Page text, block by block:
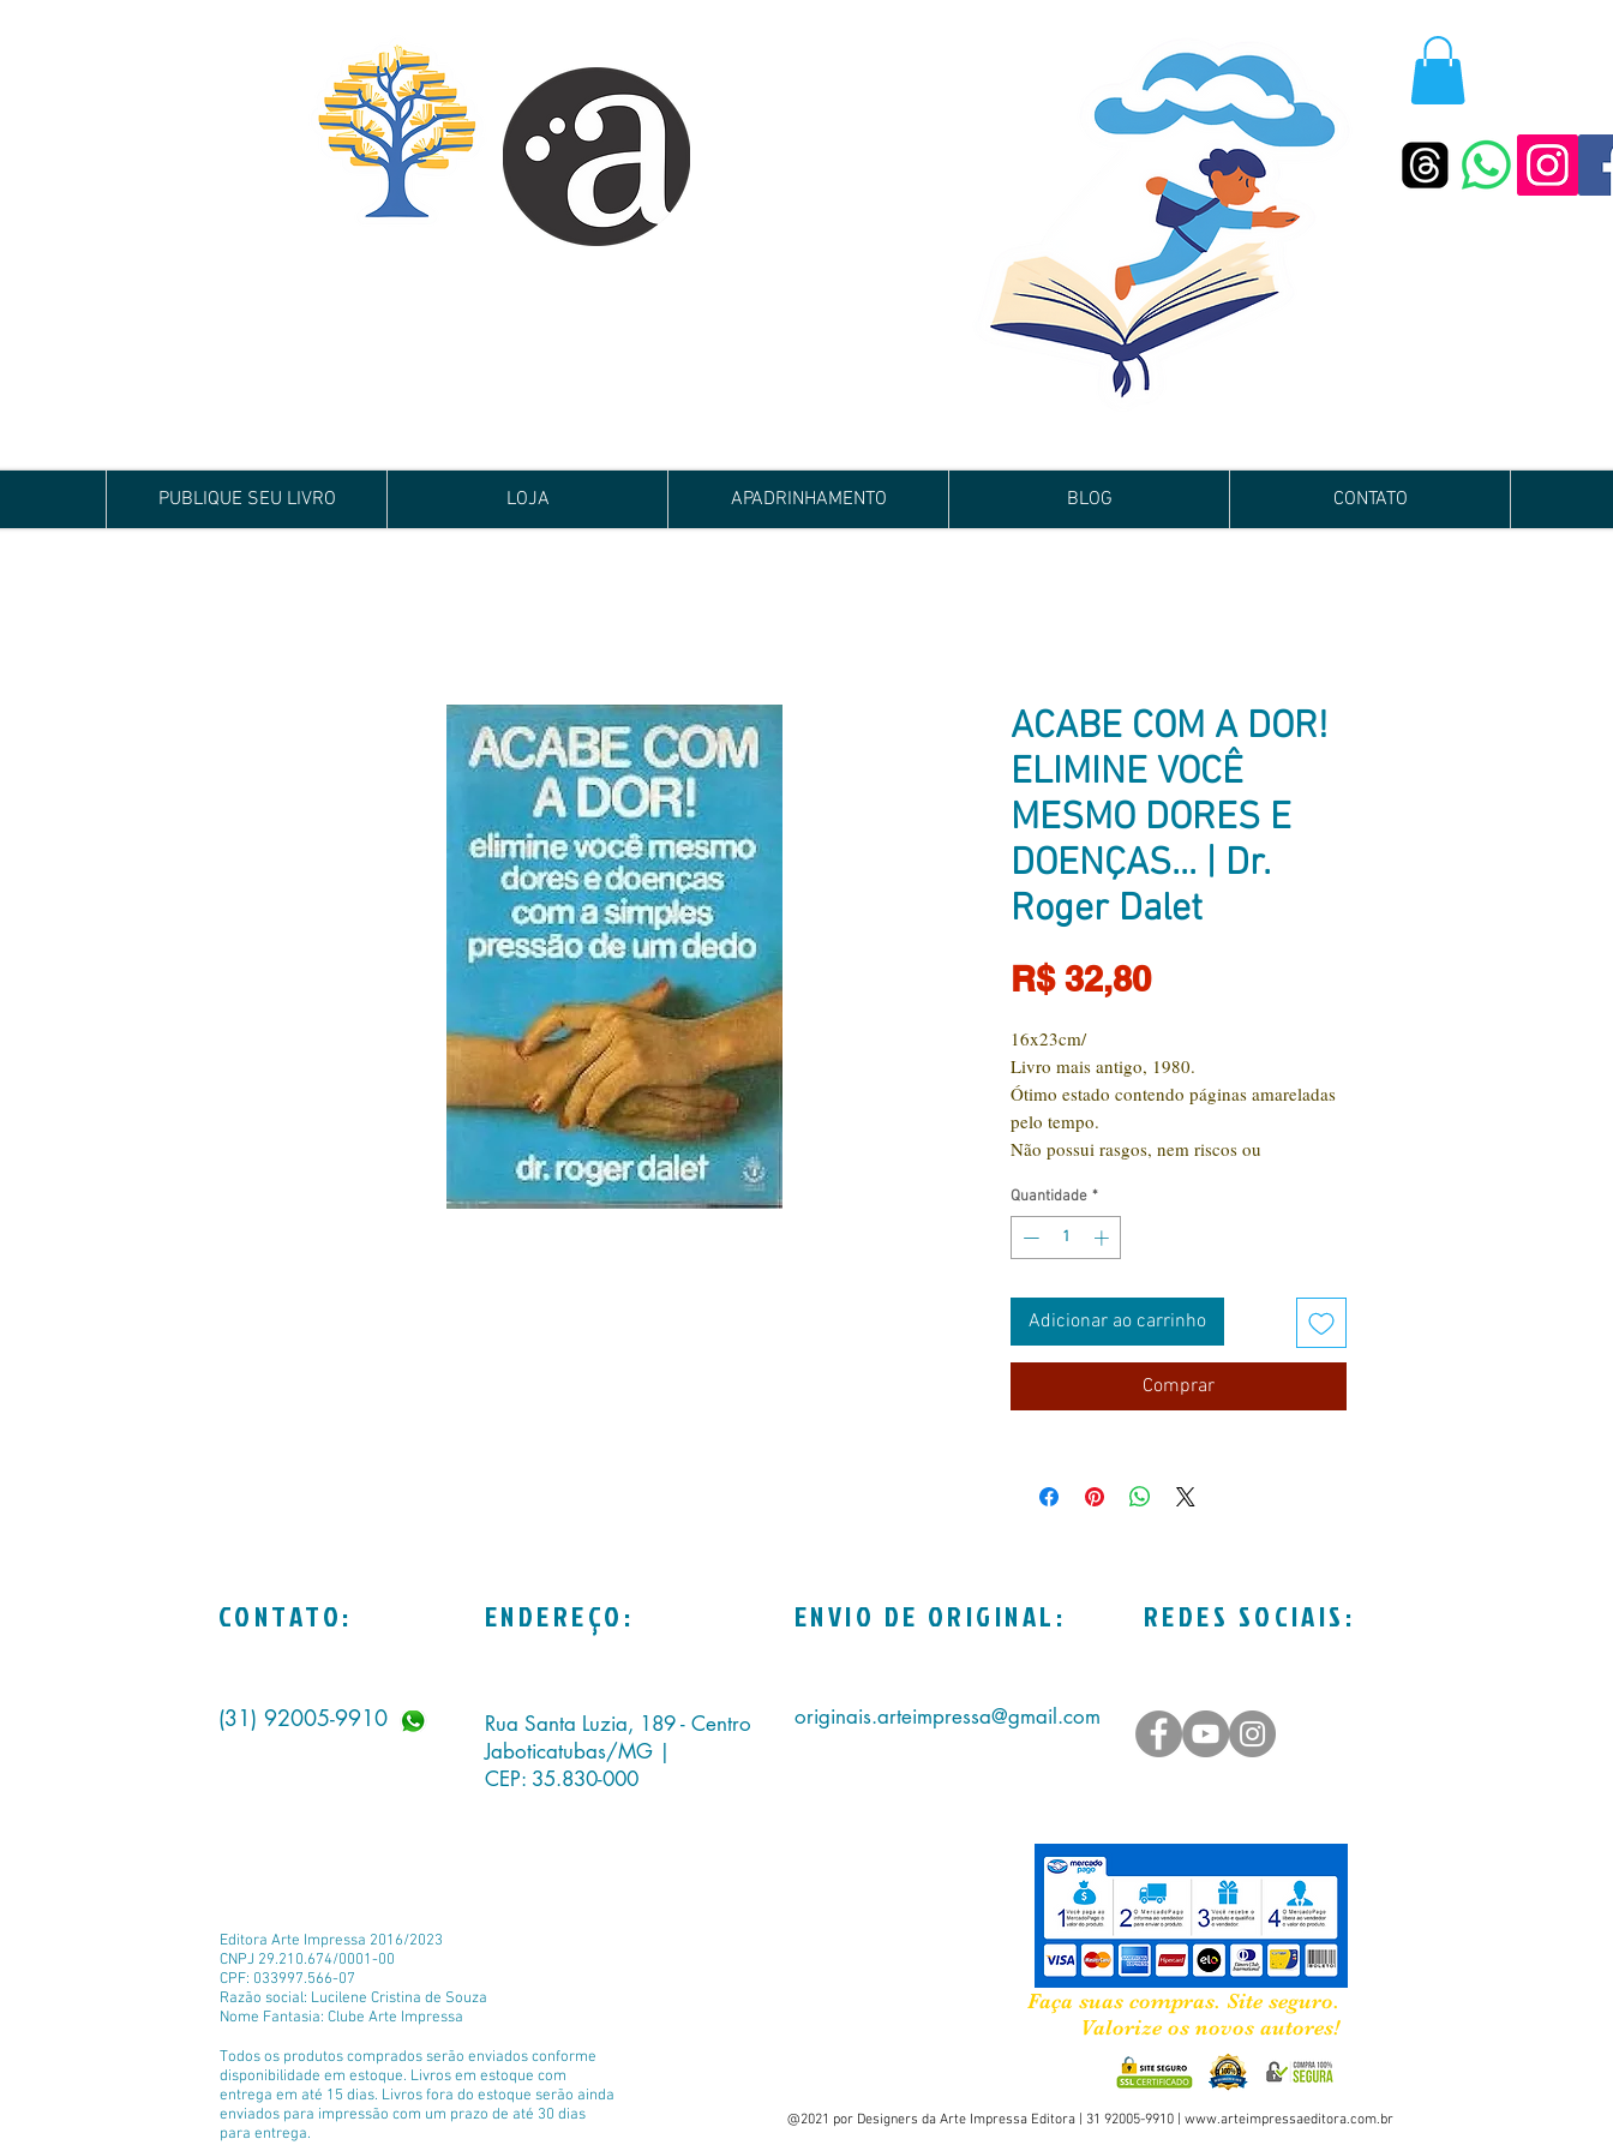
PUBLIQUE SEU LIVRO LOJA APADRINHAMENTO BLOG CONTATO
ACABE COM A DOR!
ELIMINE VOCÊ
MESMO DORES E
DOENÇAS... | Dr.
Roger Dalet
R$ 32,80Preço
16x23cm/
Livro mais antigo, 1980.
Ótimo estado contendo páginas amareladas
pelo tempo.
Não possui rasgos, nem riscos ou
Quantidade *
Adicionar ao carrinho
Comprar
CONTATO: ENDEREÇO: ENVIO DE ORIGINAL: REDES SOCIAIS:
(31) 92005-9910
Rua Santa Luzia, 189 - Centro
Jaboticatubas/MG |
CEP: 35.830-000
originais.arteimpressa@gmail.com
Editora Arte Impressa 2016/2023
CNPJ 29.210.674/0001-00
CPF: 033997.566-07
Razão social: Lucilene Cristina de Souza
Nome Fantasia: Clube Arte Impressa
Todos os produtos comprados serão enviados conforme
disponibilidade em estoque. Livros em estoque com
entrega em até 15 dias. Livros fora do estoque serão ainda
enviados para impressão com um prazo de até 30 dias
para entrega.
Faça suas compras. Site seguro.
Valorize os novos autores!
@2021 por Designers da Arte Impressa Editora | 31 92005-9910 | www.arteimpressaeditora.com.br